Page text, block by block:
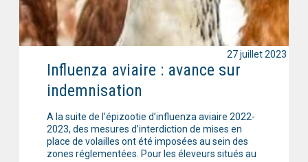
Influenza aviaire : avance sur
indemnisation
A la suite de l’épizootie d’influenza aviaire 2022-
2023, des mesures d’interdiction de mises en
place de volailles ont été imposées au sein des
zones réglementées. Pour les éleveurs situés au
27 juillet 2023